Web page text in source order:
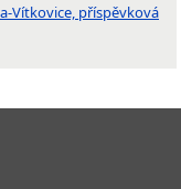
Vítkovice, příspěvková